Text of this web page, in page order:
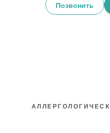
Позвонить